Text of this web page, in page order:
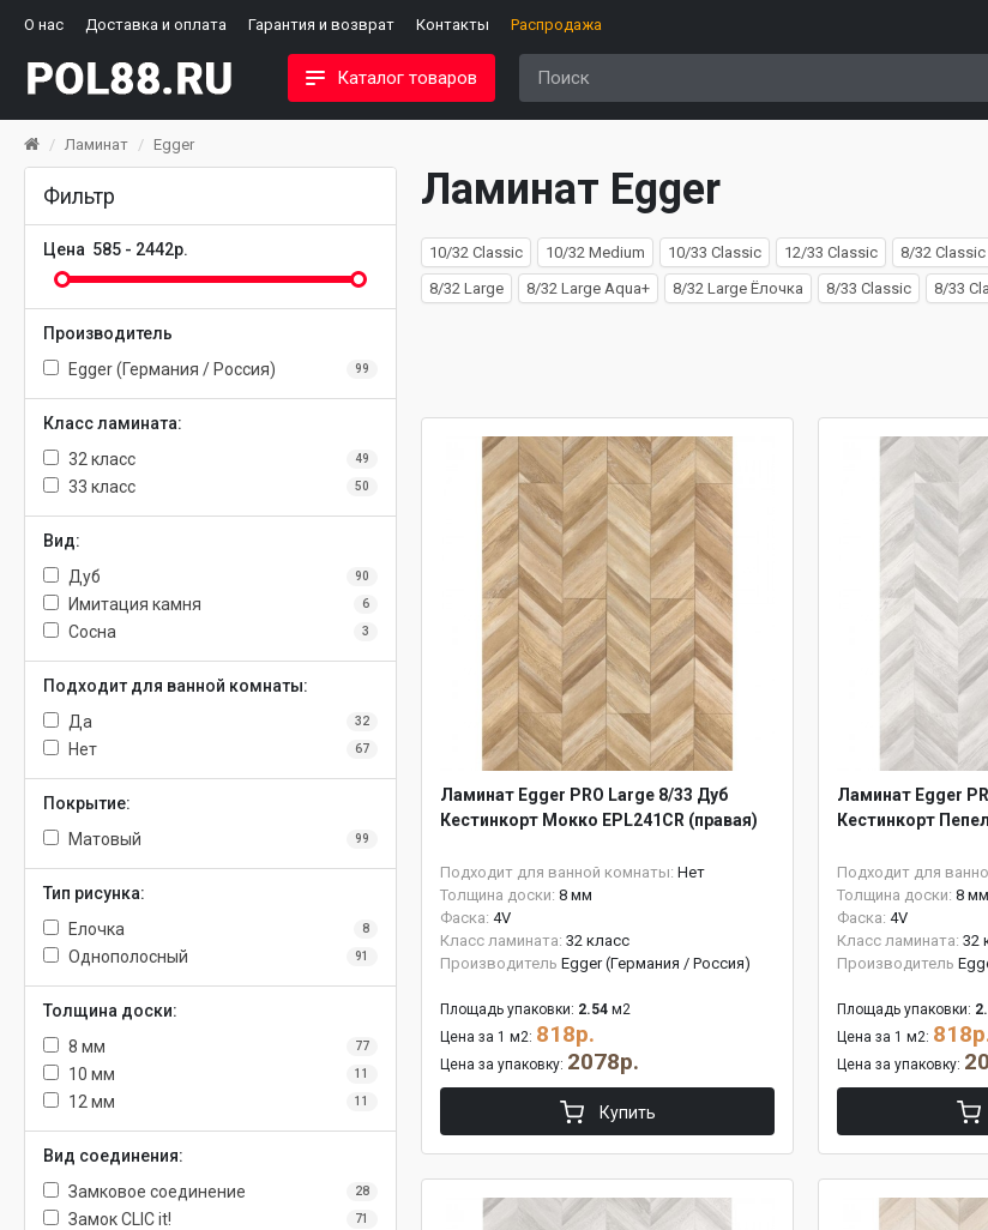
О нас Доставка и оплата Гарантия и возврат Контакты Распродажа
Каталог товаров
Ламинат Egger
Фильтр
Цена 585 - 2442р.
Производитель
Egger (Германия / Россия)
99
Класс ламината:
32 класс
49
33 класс 50
Вид:
Дуб
90
Имитация камня 6
Сосна 3
Подходит для ванной комнаты:
Да
32
Нет 67
Покрытие:
Матовый
99
Тип рисунка:
Елочка
8
Однополосный 91
Толщина доски:
8 мм
77
10 мм 11
12 мм 11
Вид соединения:
Замковое соединение
28
Замок CLIC it! 71
Ламинат Egger
10/32 Classic 10/32 Medium 10/33 Classic 12/33 Classic 8/32 Classic
8/32 Large
8/32 Large Aqua+ 8/32 Large Ёлочка 8/33 Classic 8/33
Ламинат Egger PRO Large 8/33 Дуб
Кестинкорт Мокко EPL241CR (правая)
Подходит для ванной комнаты: Нет
Толщина доски: 8 мм
Фаска: 4V
Класс ламината: 32 класс
Производитель Egger (Германия / Россия)
Площадь упаковки: 2.54 м2
Цена за 1 м2: 818р.
Цена за упаковку: 2078р.
Купить
Ламинат Egger
Кестинкорт
Подходит для
Толщина доски: 8 мм
Фаска: 4V
Класс ламината: 32
Производитель
Площадь упаковки:
Цена за 1 м2:
Цена за упаковку: